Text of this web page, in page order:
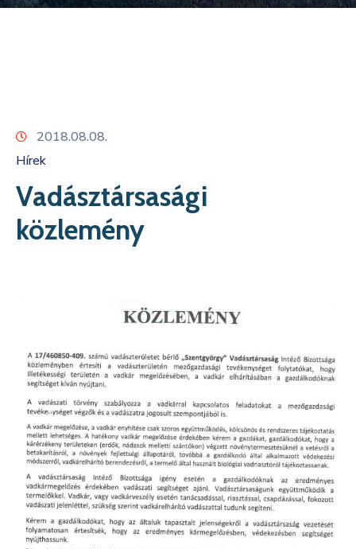
2018.08.08.
Hírek
Vadásztársasági
közlemény